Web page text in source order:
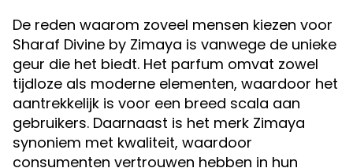
De reden waarom zoveel mensen kiezen voor
Sharaf Divine by Zimaya is vanwege de unieke
geur die het biedt. Het parfum omvat zowel
tijdloze als moderne elementen, waardoor het
aantrekkelijk is voor een breed scala aan
gebruikers. Daarnaast is het merk Zimaya
synoniem met kwaliteit, waardoor
consumenten vertrouwen hebben in hun